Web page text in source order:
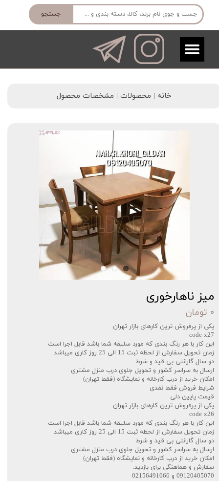
جستجو
خانه | محصولات | مشخصات محصول
میز ناهارخوری
۰ تومان
یکی از پرفروش ترین کارهای بازار تهران
code x27
این کار با هر رنگ بندی که مورد سلیقه شما باشد قابل اجرا است
زمان تحویل سفارش از لحظه ثبت 15 الی 25 روز کاری میباشد
دو سال گارانتی بی قید و شرط
ارسال به سراسر کشور و تحویل جلوی درب منزل مشتری
امکان خرید از درب کارخانه و نمایشگاه (فقط تهران)
شرایط فروش فقط نقدی
قیمت پایین دلی
یکی از پرفروش ترین کارهای بازار تهران
code x26
این کار با هر رنگ بندی که مورد سلیقه شما باشد قابل اجرا است
زمان تحویل سفارش از لحظه ثبت 15 الی 25 روز کاری میباشد
دو سال گارانتی بی قید و شرط
ارسال به سراسر کشور و تحویل جلوی درب منزل مشتری
امکان خرید از درب کارخانه و نمایشگاه (فقط تهران)
سفارش و هماهنگی برای بازدید.
09120405070 و 02156491066